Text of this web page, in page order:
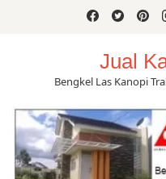
Jual
Bengkel Las Kanopi